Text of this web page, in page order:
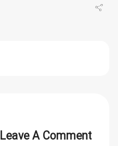
Leave A Comment